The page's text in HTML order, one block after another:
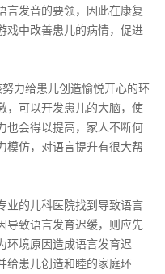
言发音的要领，因此在康复
戏中改善患儿的病情，促进
力给患儿创造愉悦开心的环
，可以开发患儿的大脑，使
也会得以提高，家人不断何
模仿，对语言提升有很大帮
业的儿科医院找到导致语言
导致语言发育迟缓，则应先
环境原因造成语言发育迟
给患儿创造和睦的家庭环